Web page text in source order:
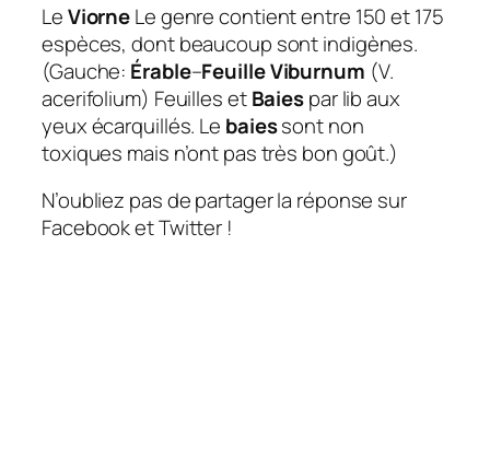
LeViorneLe genre contient entre 150 et 175
espèces, dont beaucoup sont indigènes.
(Gauche: Érable–Feuille Viburnum (V.
acerifolium) Feuilles etBaiespar lib aux
yeux écarquillés. Le baiessont non
toxiques mais n’ont pas très bon goût.)
N’oubliez pas de partager la réponse sur
Facebook et Twitter !